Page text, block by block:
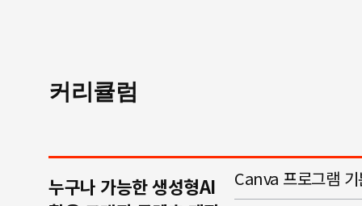
커리큘럼
누구나 가능한 생성형AI
Canva 프로그램 기